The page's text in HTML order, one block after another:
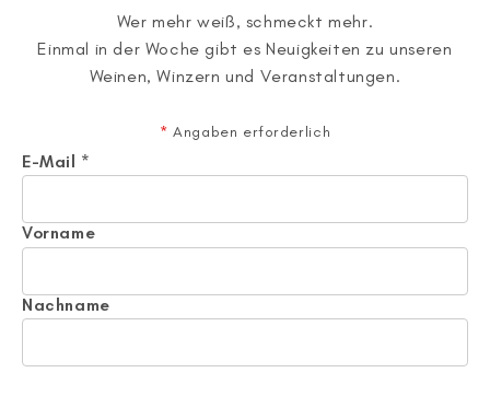
Wer mehr weiß, schmeckt mehr.
Einmal in der Woche gibt es Neuigkeiten zu unseren
Weinen, Winzern und Veranstaltungen.
* Angaben erforderlich
E-Mail *
Vorname
Nachname